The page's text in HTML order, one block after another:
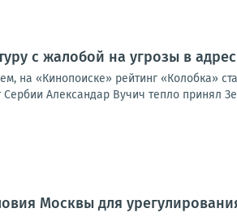
с жалобой на угрозы в
на «Кинопоиске» рейтинг «Колобка»
Александар Вучич тепло принял
Москвы для